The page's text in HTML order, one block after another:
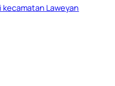
Laweyan